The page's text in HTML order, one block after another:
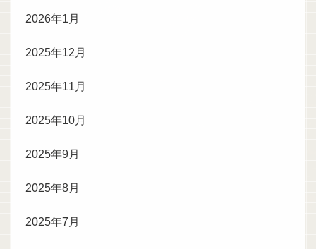
2026年1月
2025年12月
2025年11月
2025年10月
2025年9月
2025年8月
2025年7月